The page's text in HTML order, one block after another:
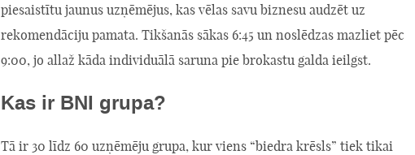
piesaistītu jaunus uzņēmējus, kas vēlas savu biznesu audzēt uz
rekomendāciju pamata. Tikšanās sākas 6:45 un noslēdzas mazliet pēc
9:00, jo allaž kāda individuālā saruna pie brokastu galda ieilgst.
Kas ir BNI grupa?
Tā ir 30 līdz 60 uzņēmēju grupa, kur viens “biedra krēsls” tiek tikai